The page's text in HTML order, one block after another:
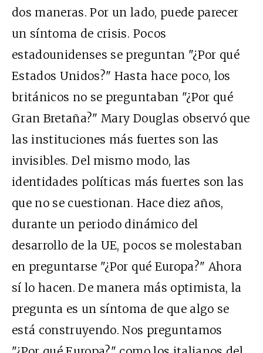
dos maneras. Por un lado, puede parecer
un síntoma de crisis. Pocos
estadounidenses se preguntan "¿Por qué
Estados Unidos?" Hasta hace poco, los
británicos no se preguntaban "¿Por qué
Gran Bretaña?" Mary Douglas observó que
las instituciones más fuertes son las
invisibles. Del mismo modo, las
identidades políticas más fuertes son las
que no se cuestionan. Hace diez años,
durante un periodo dinámico del
desarrollo de la UE, pocos se molestaban
en preguntarse "¿Por qué Europa?" Ahora
sí lo hacen. De manera más optimista, la
pregunta es un síntoma de que algo se
está construyendo. Nos preguntamos